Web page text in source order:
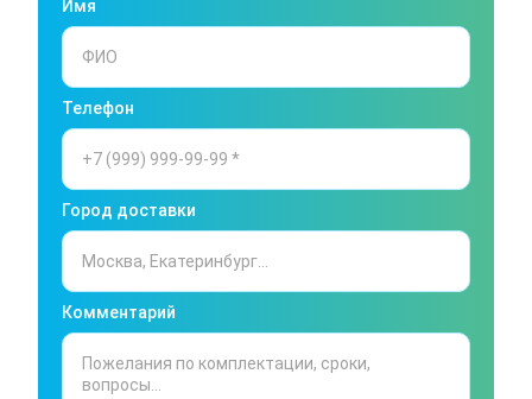
Имя
Телефон
Город доставки
Комментарий